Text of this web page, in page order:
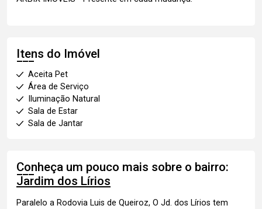
Itens do Imóvel
Aceita Pet
Área de Serviço
Iluminação Natural
Sala de Estar
Sala de Jantar
Conheça um pouco mais sobre o bairro:
Jardim dos Lírios
Paralelo a Rodovia Luis de Queiroz, O Jd. dos Lírios tem